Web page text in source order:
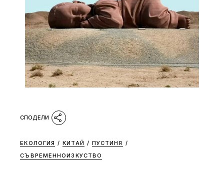
ЕКОЛОГИЯ / КИТАЙ / ПУСТИНЯ /
СЪВРЕМЕННОИЗКУСТВО